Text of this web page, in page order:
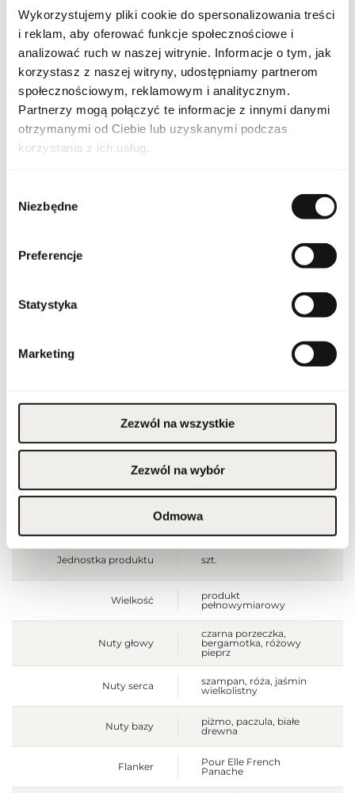
Wykorzystujemy pliki cookie do spersonalizowania treści
i reklam, aby oferować funkcje społecznościowe i
analizować ruch w naszej witrynie. Informacje o tym, jak
korzystasz z naszej witryny, udostępniamy partnerom
społecznościowym, reklamowym i analitycznym.
Partnerzy mogą połączyć te informacje z innymi danymi
otrzymanymi od Ciebie lub uzyskanymi podczas
korzystania z ich usług.
zgody
Niezbędne
Preferencje
Statystyka
Marketing
Zezwól na wszystkie
Zezwól na wybór
Odmowa
LAC ELLE FRE PAN 90
ND [1]
Linia
L.12.12 Pour Elle French
Panache
Kraj pochodzenia Francja
Kod CN
Produkt łatwopalny.
Trzymać z dala od ognia
chłodnym miejscu. Nie
Wyłącznie do użytku
[mm]
[mm]
115
Głębokość opakowania
45
Waga brutto [g] 341
Jednostka produktu szt.
Wielkość
produkt
pełnowymiarowy
Nuty głowy
czarna porzeczka,
bergamotka, różowy
pieprz
Nuty serca
szampan, róża, jaśmin
wielkolistny
Nuty bazy
piżmo, paczula, białe
drewna
Flanker
Pour Elle French
Panache